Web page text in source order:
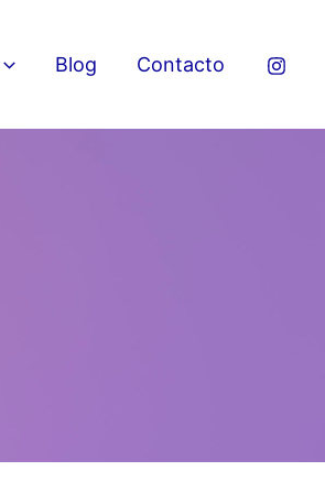
Blog Contacto